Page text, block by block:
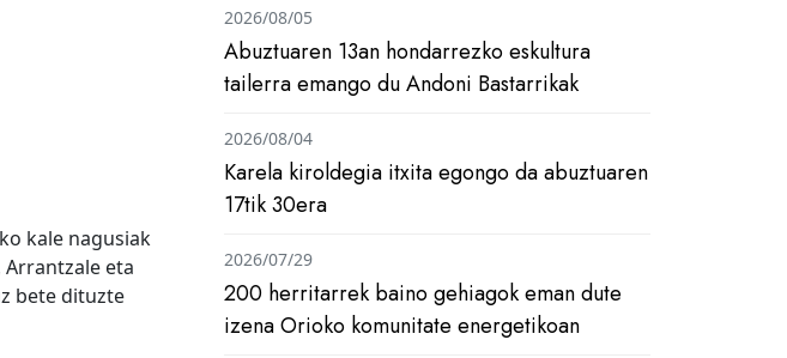
kale nagusiak
eta
bete dituzte
Abuztuaren 13an hondarrezko eskultura
tailerra emango du Andoni Bastarrikak
2026/08/05
Karela kiroldegia itxita egongo da abuztuaren
17tik 30era
2026/08/04
200 herritarrek baino gehiagok eman dute
izena Orioko komunitate energetikoan
2026/07/29